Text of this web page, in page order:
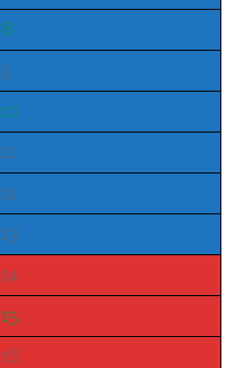
8
9
10
11
12
13
14
15
16